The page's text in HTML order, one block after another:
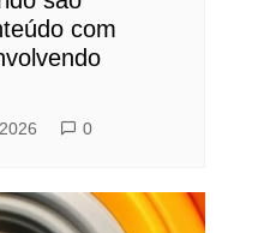
com
0